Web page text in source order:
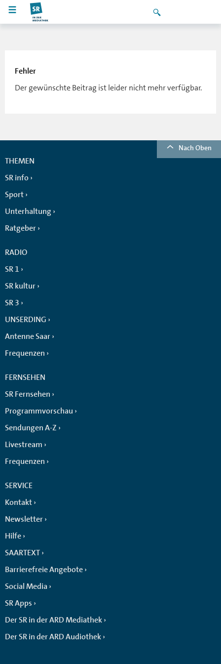
Fehler
Der gewünschte Beitrag ist leider nicht mehr verfügbar.
Nach Oben
THEMEN
SR info
Sport
Unterhaltung
Ratgeber
RADIO
SR 1
SR kultur
SR 3
UNSERDING
Antenne Saar
Frequenzen
FERNSEHEN
SR Fernsehen
Programmvorschau
Sendungen A-Z
Livestream
Frequenzen
SERVICE
Kontakt
Newsletter
Hilfe
SAARTEXT
Barrierefreie Angebote
Social Media
SR Apps
Der SR in der ARD Mediathek
Der SR in der ARD Audiothek